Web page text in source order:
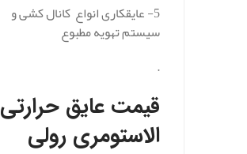
5- عایقکاری انواع کانال کشی و
سیستم تهویه مطبوع
.
قیمت عایق حرارتی
الاستومری رولی